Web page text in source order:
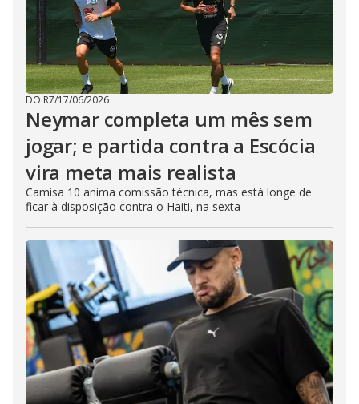
DO R7/17/06/2026
Neymar completa um mês sem
jogar; e partida contra a Escócia
vira meta mais realista
Camisa 10 anima comissão técnica, mas está longe de
ficar à disposição contra o Haiti, na sexta